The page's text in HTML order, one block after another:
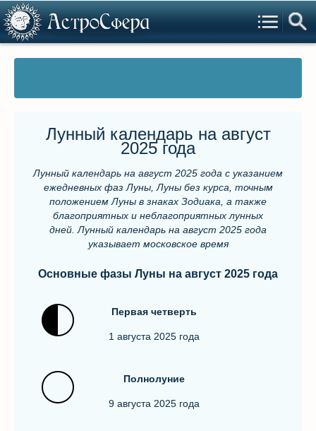
Лунный календарь на август
2025 года
Лунный календарь на август 2025 года с указанием
ежедневных фаз Луны, Луны без курса, точным
положением Луны в знаках Зодиака, а также
благоприятных и неблагоприятных лунных
дней. Лунный календарь на август 2025 года
указывает московское время
Основные фaзы Луны на август 2025 гoдa
Первая четверть
1 августа 2025 года
Полнолуние
9 августа 2025 года